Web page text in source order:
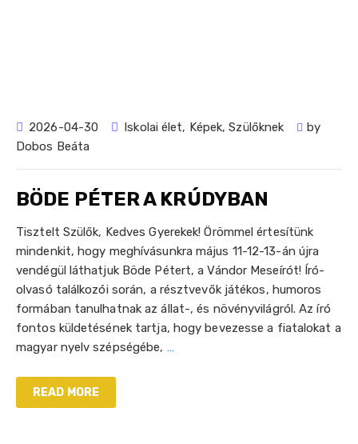
2026-04-30 Iskolai élet, Képek,Szülőknek
by
Dobos Beáta
BÖDE PÉTER A KRÚDYBAN
Tisztelt Szülők, Kedves Gyerekek! Örömmel értesítünk
mindenkit, hogy meghívásunkra május 11-12-13-án újra
vendégül láthatjuk Böde Pétert, a Vándor Meseírót! Író-
olvasó találkozói során, a résztvevők játékos, humoros
formában tanulhatnak az állat-, és növényvilágról. Az író
fontos küldetésének tartja, hogy bevezesse a fiatalokat a
magyar nyelv szépségébe, …
READ MORE